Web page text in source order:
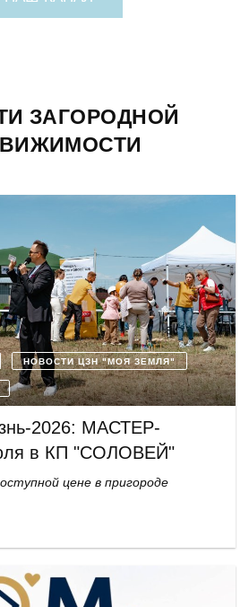
ЗАГОРОДНОЙ
НОВОСТИ ЦЗН "МОЯ ЗЕМЛЯ"
2026: МАСТЕР-
в КП "СОЛОВЕЙ"
цене в пригороде